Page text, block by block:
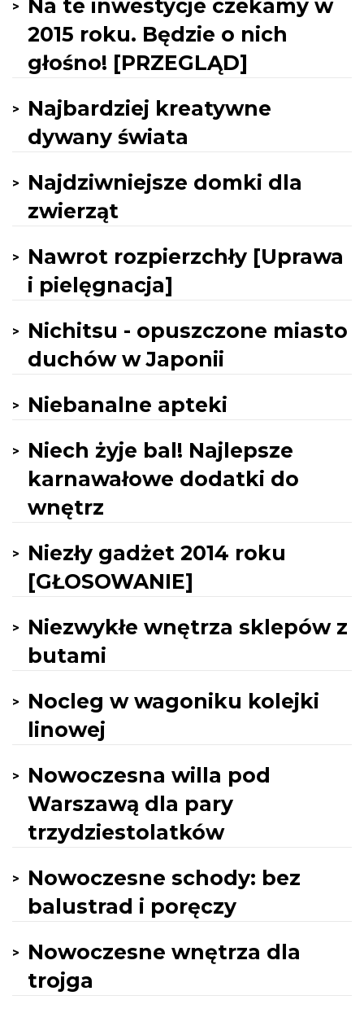
Na te inwestycje czekamy w
2015 roku. Będzie o nich
głośno! [PRZEGLĄD]
Najbardziej kreatywne
dywany świata
Najdziwniejsze domki dla
zwierząt
Nawrot rozpierzchły [Uprawa
i pielęgnacja]
Nichitsu - opuszczone miasto
duchów w Japonii
Niebanalne apteki
Niech żyje bal! Najlepsze
karnawałowe dodatki do
wnętrz
Niezły gadżet 2014 roku
[GŁOSOWANIE]
Niezwykłe wnętrza sklepów z
butami
Nocleg w wagoniku kolejki
linowej
Nowoczesna willa pod
Warszawą dla pary
trzydziestolatków
Nowoczesne schody: bez
balustrad i poręczy
Nowoczesne wnętrza dla
trojga